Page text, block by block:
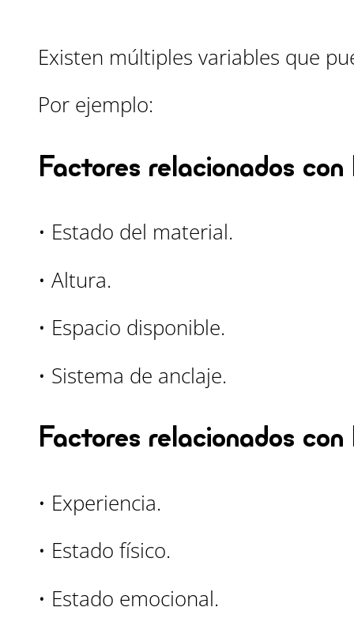
Existen múltiples variables que
Por ejemplo:
Factores relacionados
• Estado del material.
• Altura.
• Espacio disponible.
• Sistema de anclaje.
Factores relacionados con
• Experiencia.
• Estado físico.
• Estado emocional.